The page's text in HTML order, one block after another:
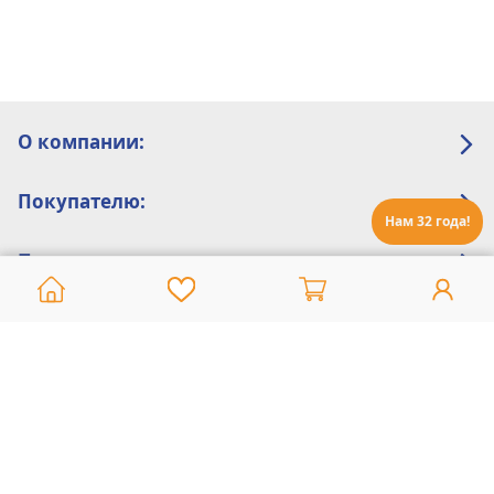
Нам 32 года!
О компании:
Покупателю:
Помощь: